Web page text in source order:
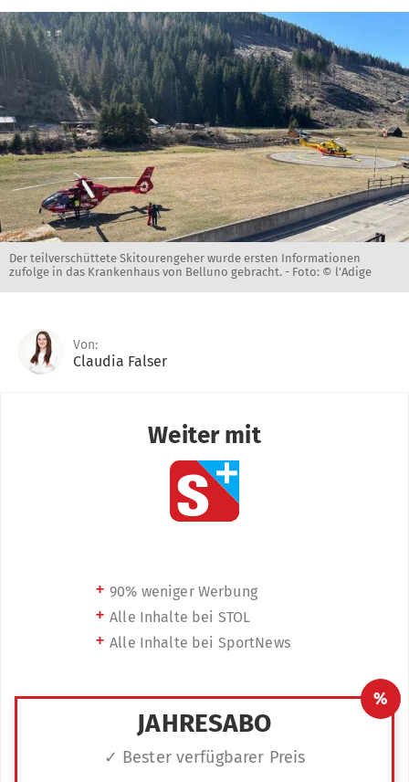
Der teilverschüttete Skitourengeher wurde ersten Informationen
zufolge in das Krankenhaus von Belluno gebracht. - Foto: © l'Adige
Von:
Claudia Falser